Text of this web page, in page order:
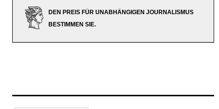
DEN PREIS FÜR UNABHÄNGIGEN JOURNALISMUS
BESTIMMEN SIE.